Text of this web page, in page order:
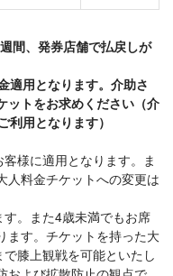
間、発券店舗で払戻しが
適用となります。介助さ
ットをお求めください（介
用となります）
様に適用となります。ま
人料金チケットへの変更は
。また4歳未満でもお席
ます。チケットを持った大
膝上観戦を可能といたし